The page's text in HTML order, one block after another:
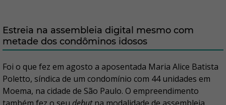
Estreia na assembleia digital mesmo com
metade dos condôminos idosos
Foi o que fez em agosto a aposentada Maria Alice Batista
Poletto, síndica de um condomínio com 44 unidades em
Moema, na cidade de São Paulo. O empreendimento